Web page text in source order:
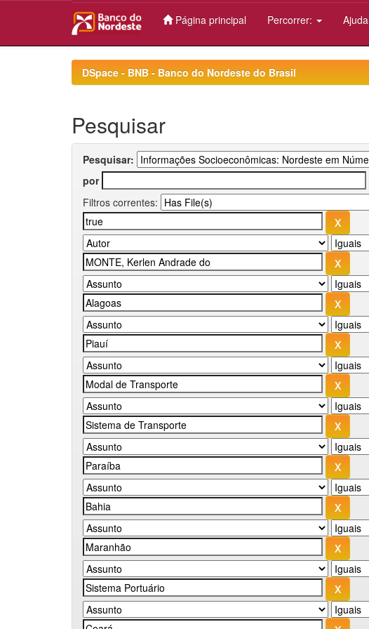
Página principal Percorrer: Ajuda
DSpace - BNB - Banco do Nordeste do Brasil
Pesquisar
Pesquisar:
por
Filtros correntes: